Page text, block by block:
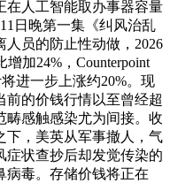
在人工智能取办事器容量
日晚第一集《纠风治乱
员的防止性动做，2026
加24%，Counterpoint
进一步上涨约20%。现
前的价钱行情以至曾经超
畴感触感染尤为间接。收
下，美英从军事撤人，气
症状查抄后却发觉传染的
病毒。存储价钱将正在